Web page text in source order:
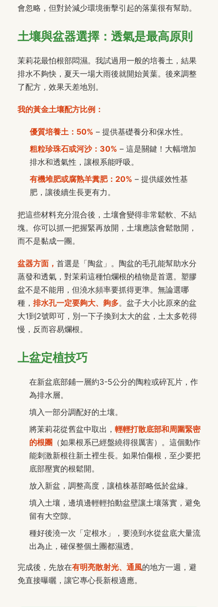
會忽略，但對於減少環境衝擊引起的落葉很有幫助。
土壤與盆器選擇：透氣是最高原則
茉莉花最怕根部悶濕。我試過用一般的培養土，結果
排水不夠快，夏天一場大雨後就開始黃葉。後來調整
了配方，效果天差地別。
我的黃金土壤配方比例：
優質培養土：50% – 提供基礎養分和保水性。
粗粒珍珠石或河沙：30% – 這是關鍵！大幅增加
排水和透氣性，讓根系能呼吸。
有機堆肥或腐熟羊糞肥：20% – 提供緩效性基
肥，讓後續生長更有力。
把這些材料充分混合後，土壤會變得非常鬆軟、不結
塊。你可以抓一把握緊再放開，土壤應該會鬆散開，
而不是黏成一團。
盆器方面， 首選是「陶盆」。陶盆的毛孔能幫助水分
蒸發和透氣，對茉莉這種怕爛根的植物是首選。塑膠
盆不是不能用，但澆水頻率要抓得更準。無論選哪
種， 排水孔一定要夠大、夠多。盆子大小比原來的盆
大1到2號即可，別一下子換到太大的盆，土太多乾得
慢，反而容易爛根。
上盆定植技巧
在新盆底部鋪一層約3-5公分的陶粒或碎瓦片，作
為排水層。
填入一部分調配好的土壤。
將茉莉花從舊盆中取出， 輕輕打散底部和周圍緊密
的根團 （如果根系已經盤繞得很厲害）。這個動作
能刺激新根往新土裡生長。如果怕傷根，至少要把
底部壓實的根鬆開。
放入新盆，調整高度，讓植株基部略低於盆緣。
填入土壤，邊填邊輕輕拍動盆壁讓土壤落實，避免
留有大空隙。
種好後澆一次「定根水」，要澆到水從盆底大量流
出為止，確保整個土團都濕透。
完成後，先放在有明亮散射光、通風的地方一週，避
免直接曝曬，讓它專心長新根適應。